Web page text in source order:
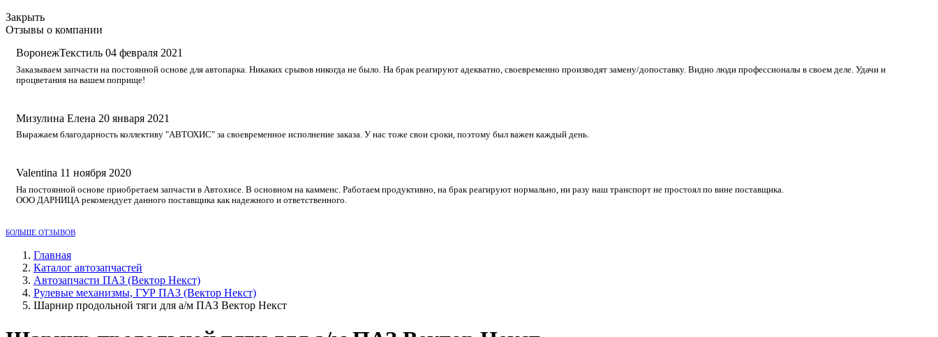
Закрыть
Отзывы о компании
ВоронежТекстиль 04 февраля 2021
Заказываем запчасти на постоянной основе для автопарка. Никаких срывов никогда не было. На брак реагируют адекватно, своевременно производят замену/допоставку. Видно люди профессионалы в своем деле. Удачи и
процветания на вашем поприще!
Мизулина Елена 20 января 2021
Выражаем благодарность коллективу "АВТОХИС" за своевременное исполнение заказа. У нас тоже свои сроки, поэтому был важен каждый день.
Valentina 11 ноября 2020
На постоянной основе приобретаем запчасти в Автохисе. В основном на камменс. Работаем продуктивно, на брак реагируют нормально, ни разу наш транспорт не простоял по вине поставщика.
ООО ДАРНИЦА рекомендует данного поставщика как надежного и ответственного.
БОЛЬШЕ ОТЗЫВОВ
Главная
Каталог автозапчастей
Автозапчасти ПАЗ (Вектор Некст)
Рулевые механизмы, ГУР ПАЗ (Вектор Некст)
Шарнир продольной тяги для а/м ПАЗ Вектор Некст